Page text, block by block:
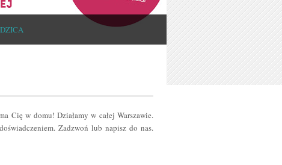
Cię w domu! Działamy w całej Warszawie.
Zadzwoń lub napisz do nas.